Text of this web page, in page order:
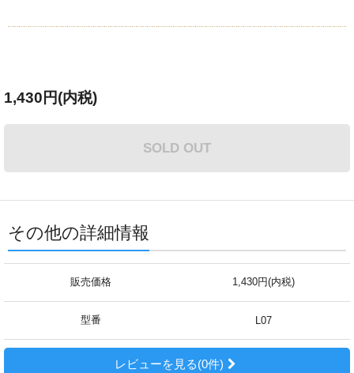
1,430円(内税)
SOLD OUT
その他の詳細情報
販売価格 1,430円(内税)
型番 L07
レビューを見る(0件)